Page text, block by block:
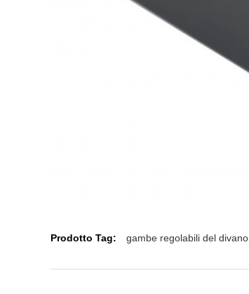
Prodotto Tag: gambe regolabili del divano